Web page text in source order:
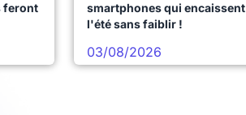
feront
smartphones qui encaissent
l'été sans faiblir !
03/08/2026